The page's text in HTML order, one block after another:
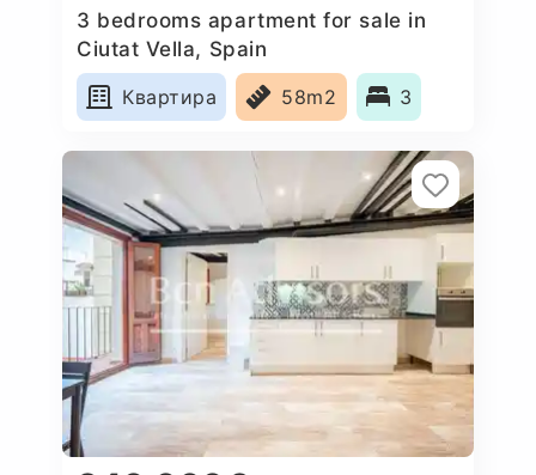
3 bedrooms apartment for sale in
Ciutat Vella, Spain
Квартира
58m2 3